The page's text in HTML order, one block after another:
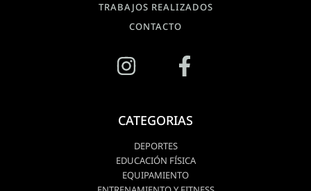
TRABAJOS REALIZADOS
CONTACTO
CATEGORIAS
DEPORTES
EDUCACIÓN FÍSICA
EQUIPAMIENTO